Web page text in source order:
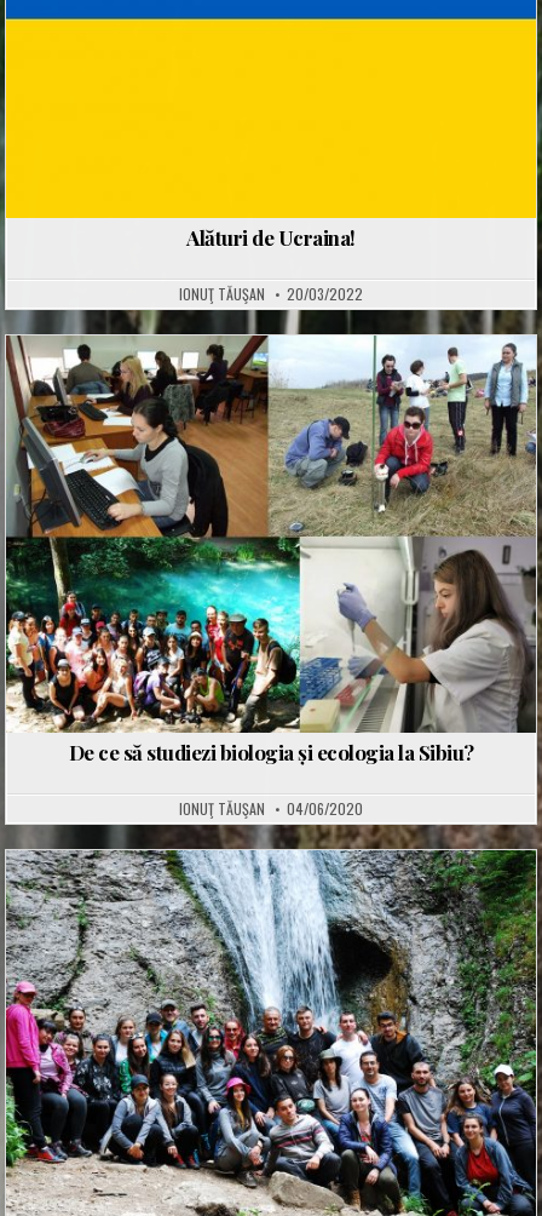
Alături de Ucraina!
IONUŢ TĂUŞAN 20/03/2022
Posted
in
De ce să studiezi biologia și ecologia la Sibiu?
IONUŢ TĂUŞAN 04/06/2020
Posted
in